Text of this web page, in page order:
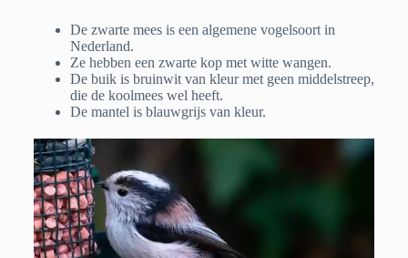
De zwarte mees is een algemene vogelsoort in
Nederland.
Ze hebben een zwarte kop met witte wangen.
De buik is bruinwit van kleur met geen middelstreep,
die de koolmees wel heeft.
De mantel is blauwgrijs van kleur.